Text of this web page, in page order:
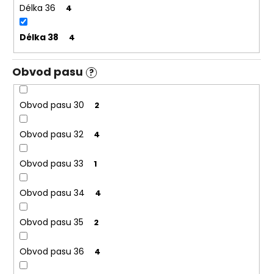
Délka 36 4
Délka 38 4
Obvod pasu ?
Obvod pasu 30 2
Obvod pasu 32 4
Obvod pasu 33 1
Obvod pasu 34 4
Obvod pasu 35 2
Obvod pasu 36 4